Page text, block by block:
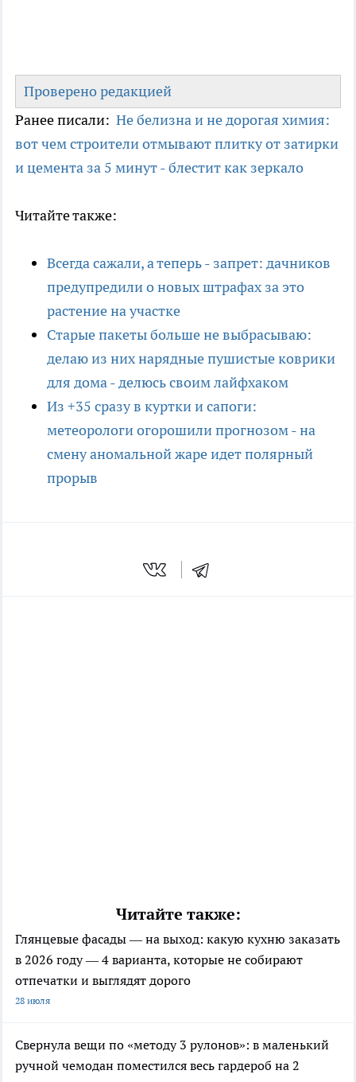
Проверено редакцией
Ранее писали: Не белизна и не дорогая химия:
вот чем строители отмывают плитку от затирки
и цемента за 5 минут - блестит как зеркало
Читайте также:
Всегда сажали, а теперь - запрет: дачников
предупредили о новых штрафах за это
растение на участке
Старые пакеты больше не выбрасываю:
делаю из них нарядные пушистые коврики
для дома - делюсь своим лайфхаком
Из +35 сразу в куртки и сапоги:
метеорологи огорошили прогнозом - на
смену аномальной жаре идет полярный
прорыв
Читайте также:
Глянцевые фасады — на выход: какую кухню заказать
в 2026 году — 4 варианта, которые не собирают
отпечатки и выглядят дорого
28 июля
Свернула вещи по «методу 3 рулонов»: в маленький
ручной чемодан поместился весь гардероб на 2